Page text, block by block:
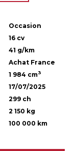
Occasion
16 cv
41 g/km
Achat France
1 984 cm3
17/07/2025
299 ch
2 150 kg
100 000 km